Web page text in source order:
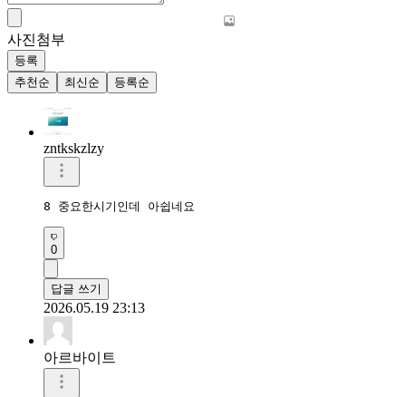
사진첨부
등록
추천순
최신순 등록순
zntkskzlzy
8 중요한시기인데 아쉽네요
0
답글 쓰기
2026.05.19 23:13
아르바이트